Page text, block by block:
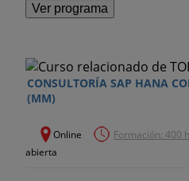
Ver programa
CONSULTORÍA SAP HANA
(MM)
Online Formación: 400
abierta